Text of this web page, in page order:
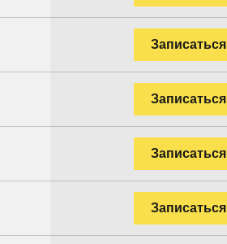
Записаться
Записаться
Записаться
Записаться